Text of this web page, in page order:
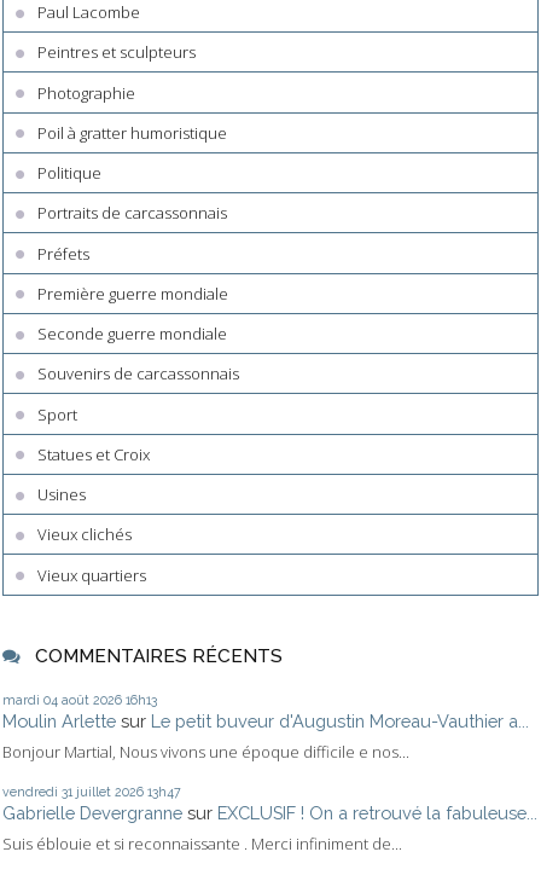
Paul Lacombe
Peintres et sculpteurs
Photographie
Poil à gratter humoristique
Politique
Portraits de carcassonnais
Préfets
Première guerre mondiale
Seconde guerre mondiale
Souvenirs de carcassonnais
Sport
Statues et Croix
Usines
Vieux clichés
Vieux quartiers
COMMENTAIRES RÉCENTS
mardi 04 août 2026 16h13
Moulin Arlette sur Le petit buveur d'Augustin Moreau-Vauthier a...
Bonjour Martial, Nous vivons une époque difficile e nos...
vendredi 31 juillet 2026 13h47
Gabrielle Devergranne sur EXCLUSIF ! On a retrouvé la fabuleuse...
Suis éblouie et si reconnaissante . Merci infiniment de...